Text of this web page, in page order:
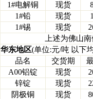
1#电解铜
现货
1#铅
现货
1#锡
现货
上述为佛山
华东地区(单位:元/吨 以下
品名
交货期
A00铝锭
现货
锌锭
现货
阴极铜
现货